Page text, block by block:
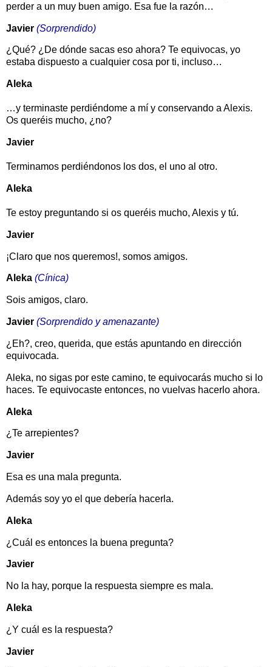
perder a un muy buen amigo. Esa fue la razón…
Javier (Sorprendido)
¿Qué? ¿De dónde sacas eso ahora? Te equivocas, yo
estaba dispuesto a cualquier cosa por ti, incluso…
Aleka
…y terminaste perdiéndome a mí y conservando a Alexis.
Os queréis mucho, ¿no?
Javier
Terminamos perdiéndonos los dos, el uno al otro.
Aleka
Te estoy preguntando si os queréis mucho, Alexis y tú.
Javier
¡Claro que nos queremos!, somos amigos.
Aleka (Cínica)
Sois amigos, claro.
Javier (Sorprendido y amenazante)
¿Eh?, creo, querida, que estás apuntando en dirección
equivocada.
Aleka, no sigas por este camino, te equivocarás mucho si lo
haces. Te equivocaste entonces, no vuelvas hacerlo ahora.
Aleka
¿Te arrepientes?
Javier
Esa es una mala pregunta.
Además soy yo el que debería hacerla.
Aleka
¿Cuál es entonces la buena pregunta?
Javier
No la hay, porque la respuesta siempre es mala.
Aleka
¿Y cuál es la respuesta?
Javier